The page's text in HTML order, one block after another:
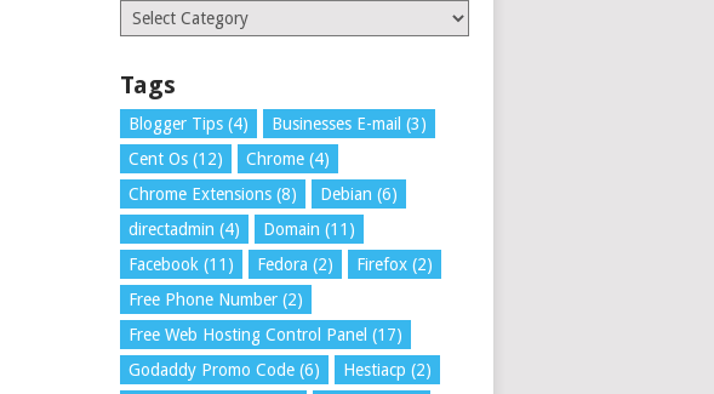
Categories
Tags
Blogger Tips (4) Businesses E-mail (3)
Cent Os (12) Chrome (4)
Chrome Extensions (8) Debian (6)
directadmin (4) Domain (11)
Facebook (11) Fedora (2) Firefox (2)
Free Phone Number (2)
Free Web Hosting Control Panel (17)
Godaddy Promo Code (6) Hestiacp (2)